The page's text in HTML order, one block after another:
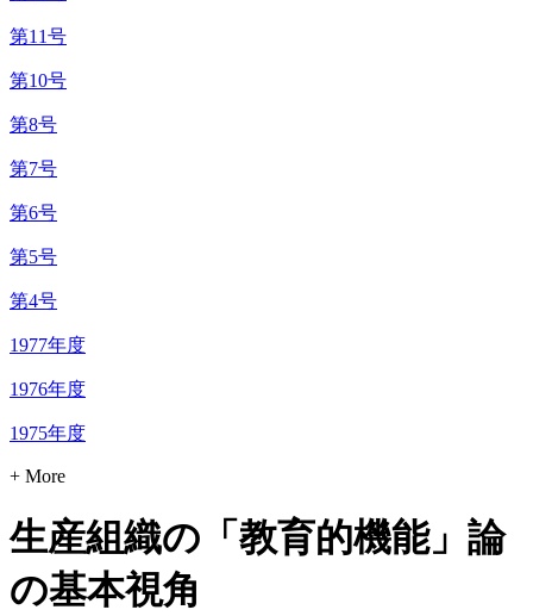
第11号
第10号
第8号
第7号
第6号
第5号
第4号
1977年度
1976年度
1975年度
+ More
生産組織の「教育的機能」論
の基本視角